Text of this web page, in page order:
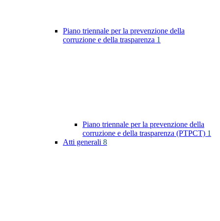
Piano triennale per la prevenzione della
corruzione e della trasparenza 1
Piano triennale per la prevenzione della
corruzione e della trasparenza (PTPCT) 1
Atti generali 8